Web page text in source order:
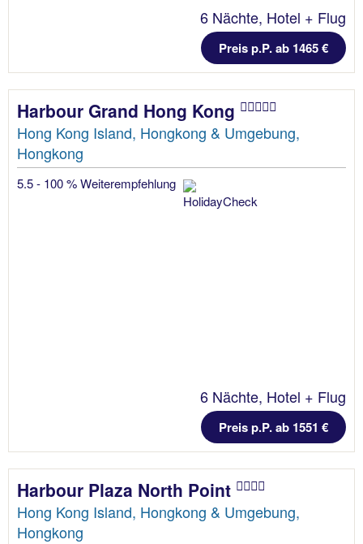
6 Nächte, Hotel + Flug
Preis p.P. ab 1465 €
Harbour Grand Hong Kong
Hong Kong Island, Hongkong & Umgebung,
Hongkong
5.5 - 100 % Weiterempfehlung
6 Nächte, Hotel + Flug
Preis p.P. ab 1551 €
Harbour Plaza North Point
Hong Kong Island, Hongkong & Umgebung,
Hongkong